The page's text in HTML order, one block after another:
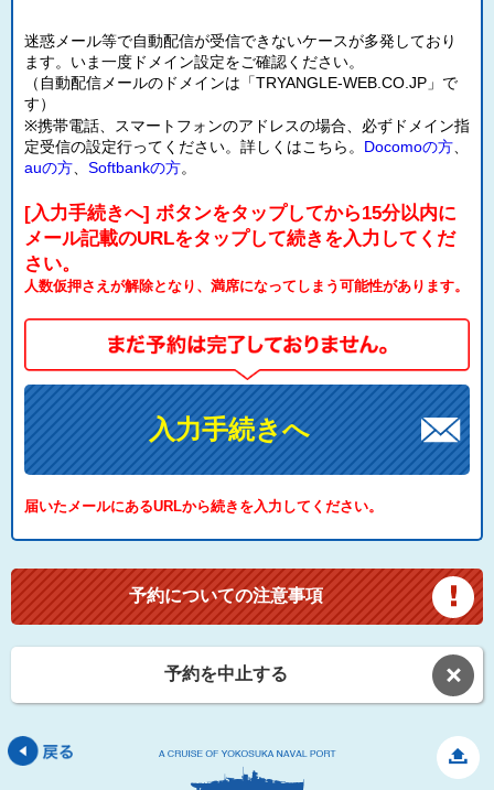
迷惑メール等で自動配信が受信できないケースが多発しており
ます。いま一度ドメイン設定をご確認ください。
（自動配信メールのドメインは「TRYANGLE-WEB.CO.JP」で
す）
※携帯電話、スマートフォンのアドレスの場合、必ずドメイン指
定受信の設定行ってください。詳しくはこちら。 Docomoの方
auの方
Softbankの方。
[入力手続きへ] ボタンをタップしてから15分以内に
メール記載のURLをタップして続きを入力してくだ
さい。
人数仮押さえが解除となり、満席になってしまう可能性があります。
入力手続きへ
届いたメールにあるURLから続きを入力してください。
予約についての注意事項
予約を中止する